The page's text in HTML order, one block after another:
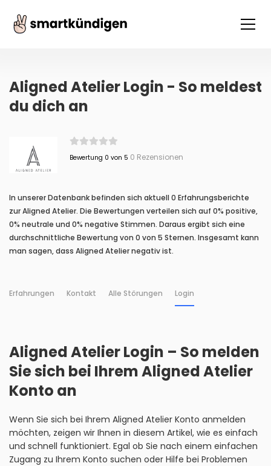
Aligned Atelier Login - So meldest
du dich an
Bewertung 0 von 5 0 Rezensionen
In unserer Datenbank befinden sich aktuell 0 Erfahrungsberichte
zur Aligned Atelier. Die Bewertungen verteilen sich auf 0% positive,
0% neutrale und 0% negative Stimmen. Daraus ergibt sich eine
durchschnittliche Bewertung von 0 von 5 Sternen. Insgesamt kann
man sagen, dass Aligned Atelier negativ ist.
Erfahrungen Kontakt Alle Störungen Login
Aligned Atelier Login – So melden
Sie sich bei Ihrem Aligned Atelier
Konto an
Wenn Sie sich bei Ihrem Aligned Atelier Konto anmelden
möchten, zeigen wir Ihnen in diesem Artikel, wie es einfach
und schnell funktioniert. Egal ob Sie nach einem einfachen
Zugang zu Ihrem Konto suchen oder Hilfe bei Problemen